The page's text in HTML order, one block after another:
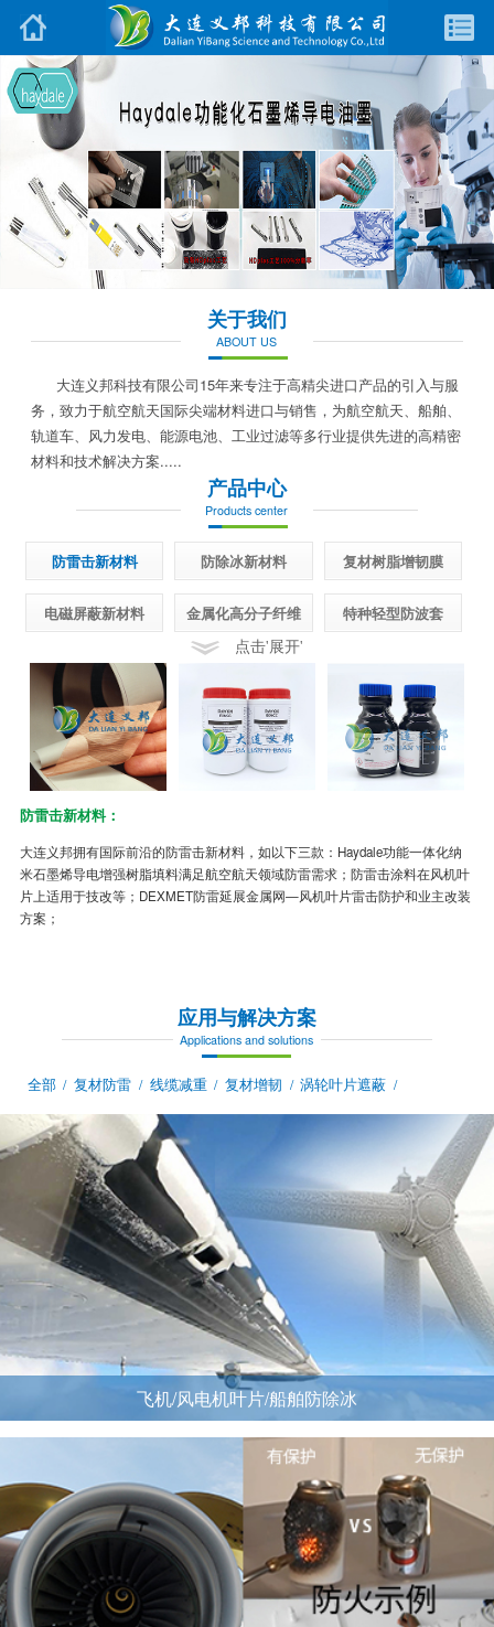
关于我们
ABOUT US
大连义邦科技有限公司15年来专注于高精尖进口产品的引入与服
务，致力于航空航天国际尖端材料进口与销售，为航空航天、船舶、
轨道车、风力发电、能源电池、工业过滤等多行业提供先进的高精密
材料和技术解决方案.....
产品中心
Products center
防雷击新材料 防除冰新材料 复材树脂增韧膜
电磁屏蔽新材料 金属化高分子纤维 特种轻型防波套
点击'展开'
防雷击新材料：
大连义邦拥有国际前沿的防雷击新材料，如以下三款：Haydale功能一体化纳
米石墨烯导电增强树脂填料满足航空航天领域防雷需求；防雷击涂料在风机叶
片上适用于技改等；DEXMET防雷延展金属网—风机叶片雷击防护和业主改装
方案；
应用与解决方案
Applications and solutions
全部 / 复材防雷 / 线缆减重 / 复材增韧 / 涡轮叶片遮蔽 /
飞机/风电机叶片/船舶防除冰